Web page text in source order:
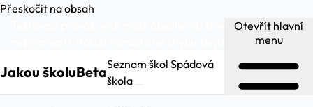
Přeskočit na obsah
Testovací provoz, web může obsahovat chyby a
dejte nám vědět.
Jakou školuBetaSeznam škol Spádová
škola
Otevřít hlavní
menu